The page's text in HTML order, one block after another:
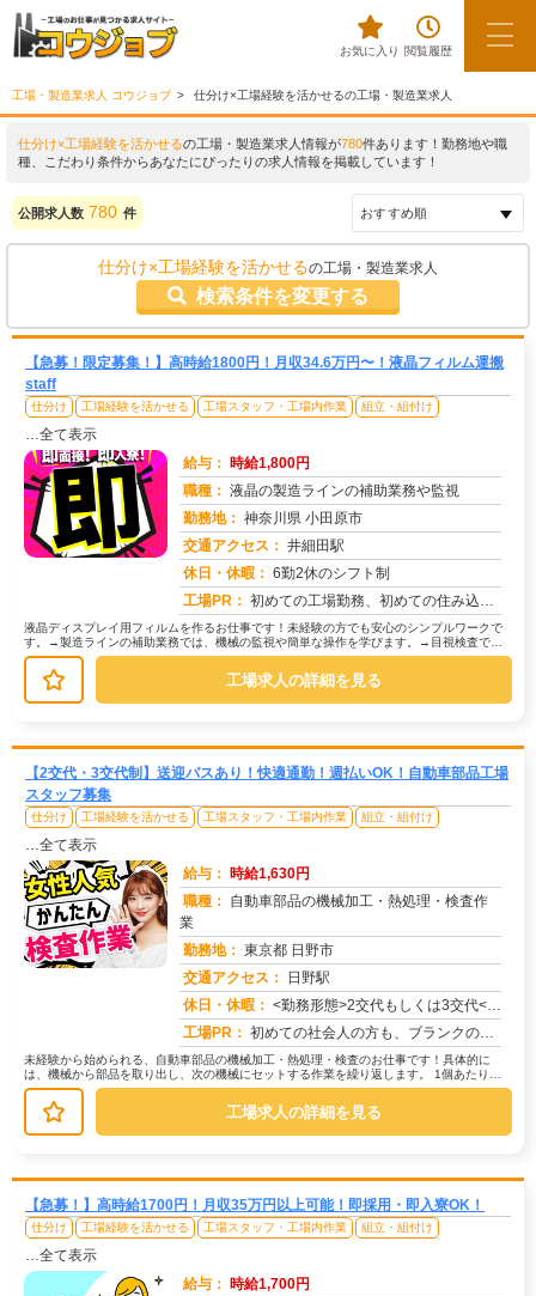
お気に入り 閲覧履歴
工場・製造業求人 コウジョブ 仕分け×工場経験を活かせるの工場・製造業求人
仕分け×工場経験を活かせるの工場・製造業求人情報が780件あります！勤務地や職
種、こだわり条件からあなたにぴったりの求人情報を掲載しています！
公開求人数 780 件
仕分け×工場経験を活かせるの工場・製造業求人
検索条件を変更する
【急募！限定募集！】高時給1800円！月収34.6万円〜！液晶フィルム運搬
staff
仕分け 工場経験を活かせる 工場スタッフ・工場内作業 組立・組付け
…全て表示
給与： 時給1,800円
職種： 液晶の製造ラインの補助業務や監視
勤務地： 神奈川県 小田原市
交通アクセス： 井細田駅
休日・休暇： 6勤2休のシフト制
工場PR： 初めての工場勤務、初めての住み込み…不安は尽きないですよね。でも大丈夫！株式会社京栄センターなら、あなたをしっかり...
液晶ディスプレイ用フィルムを作るお仕事です！未経験の方でも安心のシンプルワークで
す。→製造ラインの補助業務では、機械の監視や簡単な操作を学びます。→目視検査で
は、製品に傷や汚れがないか確認します...
工場求人の詳細を見る
【2交代・3交代制】送迎バスあり！快適通勤！週払いOK！自動車部品工場
スタッフ募集
仕分け 工場経験を活かせる 工場スタッフ・工場内作業 組立・組付け
…全て表示
給与： 時給1,630円
職種： 自動車部品の機械加工・熱処理・検査作
業
勤務地： 東京都 日野市
交通アクセス：
日野駅
休日・休暇： <勤務形態>2交代もしくは3交代<休日>土日またはシフト制
工場PR： 初めての社会人の方も、ブランクのある方も安心！株式会社京栄センターで、新しい一歩を踏み出してみませんか？→充実のサ...
未経験から始められる、自動車部品の機械加工・熱処理・検査のお仕事です！具体的に
は、機械から部品を取り出し、次の機械にセットする作業を繰り返します。 1個あたり約
30秒の作業で、1時間に2000...
工場求人の詳細を見る
【急募！】高時給1700円！月収35万円以上可能！即採用・即入寮OK！
仕分け 工場経験を活かせる 工場スタッフ・工場内作業 組立・組付け
…全て表示
給与： 時給1,700円